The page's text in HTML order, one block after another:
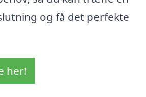
og få det perfekte
her!